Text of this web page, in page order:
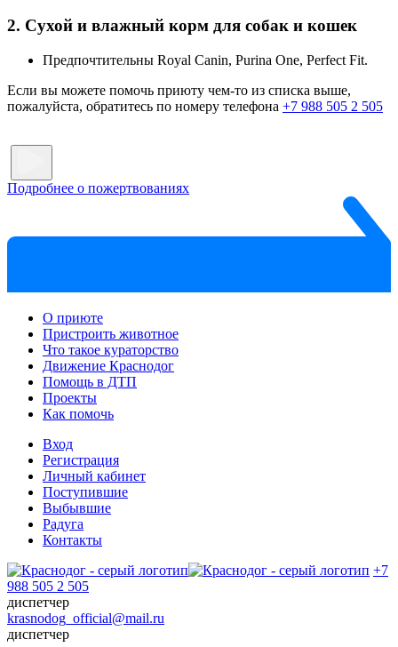
2. Сухой и влажный корм для собак и кошек
Предпочтительны Royal Canin, Purina One, Perfect Fit.
Если вы можете помочь приюту чем-то из списка выше,
пожалуйста, обратитесь по номеру телефона +7 988 505 2 505
Подробнее о пожертвованиях
О приюте
Пристроить животное
Что такое кураторство
Движение Краснодог
Помощь в ДТП
Проекты
Как помочь
Вход
Регистрация
Личный кабинет
Поступившие
Выбывшие
Радуга
Контакты
+7
988 505 2 505
диспетчер
krasnodog_official@mail.ru
диспетчер